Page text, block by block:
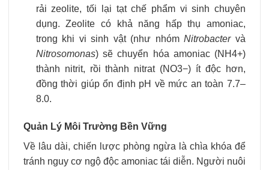
rải zeolite, tối lại tạt chế phẩm vi sinh chuyên
dụng. Zeolite có khả năng hấp thụ amoniac,
trong khi vi sinh vật (như nhómNitrobactervà
Nitrosomonas) sẽ chuyển hóa amoniac (NH4+​)
thành nitrit, rồi thành nitrat (NO3−​) ít độc hơn,
đồng thời giúp ổn định pH về mức an toàn 7.7–
8.0.
Quản Lý Môi Trường Bền Vững
Về lâu dài, chiến lược phòng ngừa là chìa khóa để
tránh nguy cơ ngộ độc amoniac tái diễn. Người nuôi